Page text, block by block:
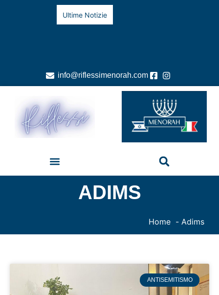
Ultime Notizie
info@riflessimenorah.com
ADIMS
Home Adims
ANTISEMITISMO